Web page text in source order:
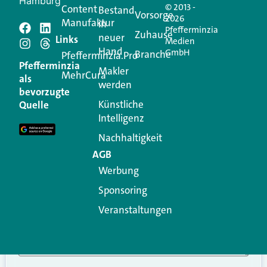
Schreiben Sie einen
Kommentar
Ihre E-Mail-Adresse wird nicht veröffentlicht.
Erforderliche Felder sind mit
Kommentar
Pfefferminzia
als
bevorzugte
Quelle
Content
Manufaktur
Links
Pfefferminzia.Pro
MehrCura
Bestand
in
neuer
Hand
Makler
werden
Künstliche
Intelligenz
Nachhaltigkeit
AGB
Werbung
Sponsoring
Veranstaltungen
Vorsorge
Zuhause
Branche
© 2013 -
2026
Pfefferminzia
Medien
GmbH